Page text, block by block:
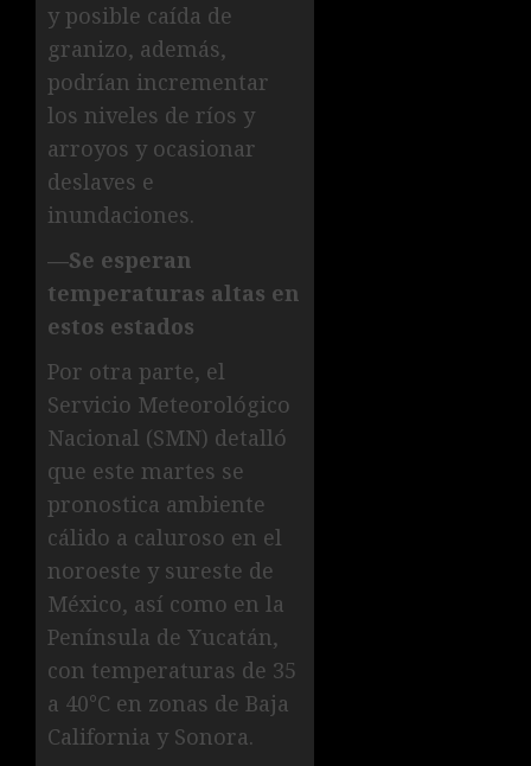
y posible caída de
granizo, además,
podrían incrementar
los niveles de ríos y
arroyos y ocasionar
deslaves e
inundaciones.
—Se esperan
temperaturas altas en
estos estados
Por otra parte, el
Servicio Meteorológico
Nacional (SMN) detalló
que este martes se
pronostica ambiente
cálido a caluroso en el
noroeste y sureste de
México, así como en la
Península de Yucatán,
con temperaturas de 35
a 40°C en zonas de Baja
California y Sonora.